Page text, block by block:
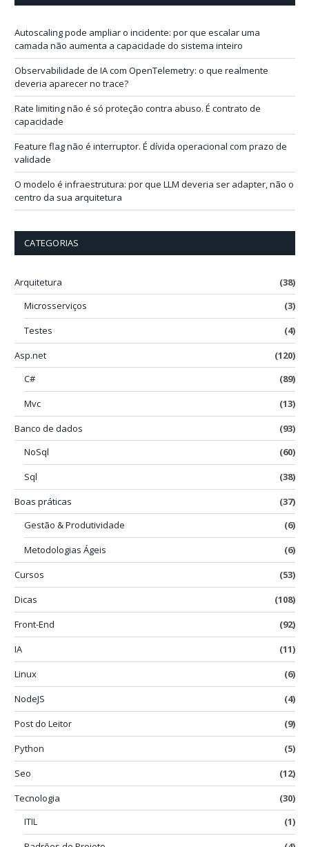
i
Autoscaling pode ampliar o incidente: por que escalar uma
camada não aumenta a capacidade do sistema inteiro
Observabilidade de IA com OpenTelemetry: o que realmente
deveria aparecer no trace?
Rate limiting não é só proteção contra abuso. É contrato de
capacidade
Feature flag não é interruptor. É dívida operacional com prazo de
validade
O modelo é infraestrutura: por que LLM deveria ser adapter, não o
centro da sua arquitetura
CATEGORIAS
Arquitetura
(38)
Microsserviços
(3)
Testes
(4)
Asp.net
(120)
C#
(89)
Mvc
(13)
Banco de dados
(93)
NoSql
(60)
Sql
(38)
Boas práticas
(37)
Gestão & Produtividade
(6)
Metodologias Ágeis
(6)
Cursos
(53)
Dicas
(108)
Front-End
(92)
IA
(11)
Linux
(6)
NodeJS
(4)
Post do Leitor
(9)
Python
(5)
Seo
(12)
Tecnologia
(30)
ITIL
(1)